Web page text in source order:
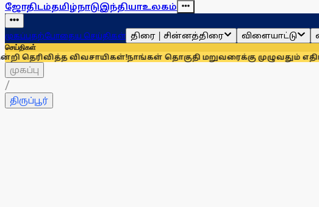
ஜோதிடம்தமிழ்நாடுஇந்தியாஉலகம்
முகப்புதற்போதைய செய்திகள் திரை | சின்னத்திரை விளையாட்டு
செய்திகள்
விவசாயிகள்!நாங்கள் தொகுதி மறுவரைக்கு முழுவதும்
முகப்பு
/
திருப்பூர்